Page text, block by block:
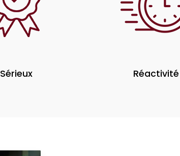
Sérieux Réactivité